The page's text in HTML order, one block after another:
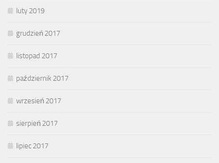
luty 2019
grudzień 2017
listopad 2017
październik 2017
wrzesień 2017
sierpień 2017
lipiec 2017